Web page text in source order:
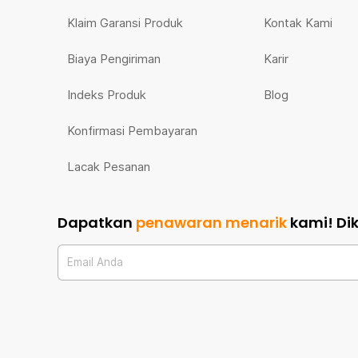
Klaim Garansi Produk
Biaya Pengiriman
Indeks Produk
Konfirmasi Pembayaran
Lacak Pesanan
Kontak Kami
Karir
Blog
Dapatkan penawaran menarik kami!
Email Anda